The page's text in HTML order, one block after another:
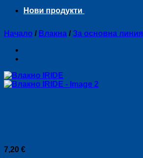
Нови продукти
Начало / Влакна / За основна линия
7,20 €